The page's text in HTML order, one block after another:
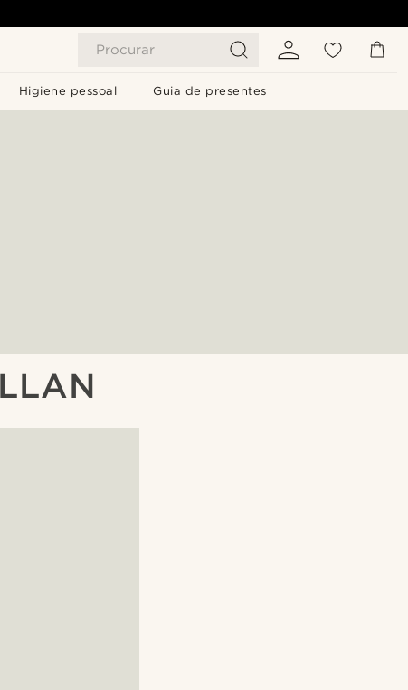
Procurar
Higiene pessoal Guia de presentes